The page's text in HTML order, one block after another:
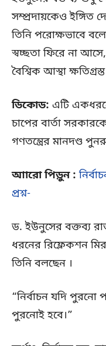
সম্প্রদায়কেও ইঙ্গিত
তিনি পরোক্ষভাবে
স্বচ্ছতা ফিরে না
বৈশ্বিক আস্থা
ডিকোড: এটি
চাপের বার্তা
গণতন্ত্রের মানদণ্ড
আারো পিড়ুন :
প্রশ্ন-
ড. ইউনুসের বক্তব্য
ধরনের রিফ্লেকশন
তিনি বলছেন ।
“নির্বাচন যদি
পুরনোই হবে।”